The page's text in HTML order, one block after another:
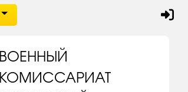
ВОЕННЫЙ
КОМИССАРИАТ